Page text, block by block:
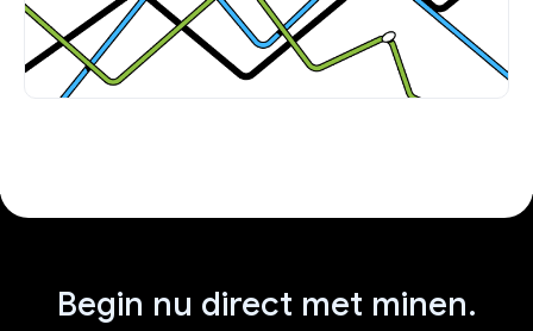
Begin nu direct met minen.